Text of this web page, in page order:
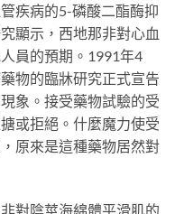
疾病的5-磷酸二酯酶抑
顯示，西地那非對心血
員的預期。1991年4
物的臨牀研究正式宣告
象。接受藥物試驗的受
或拒絕。什麼魔力使受
原來是這種藥物居然對
對陰莖海綿體平滑肌的